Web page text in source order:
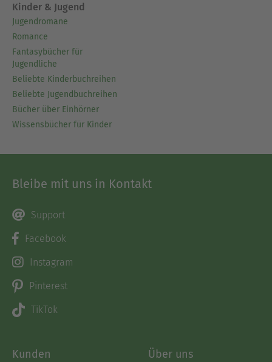
Kinder & Jugend
Jugendromane
Romance
Fantasybücher für
Jugendliche
Beliebte Kinderbuchreihen
Beliebte Jugendbuchreihen
Bücher über Einhörner
Wissensbücher für Kinder
Bleibe mit uns in Kontakt
Support
Facebook
Instagram
Pinterest
TikTok
Kunden Über uns